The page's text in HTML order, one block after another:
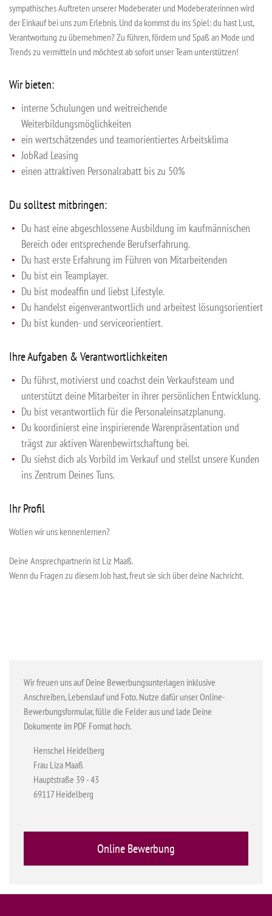
sympathisches Auftreten unserer Modeberater und Modeberaterinnen wird
der Einkauf bei uns zum Erlebnis. Und da kommst du ins Spiel: du hast Lust,
Verantwortung zu übernehmen? Zu führen, fördern und Spaß an Mode und
Trends zu vermitteln und möchtest ab sofort unser Team unterstützen!
Wir bieten:
interne Schulungen und weitreichende
Weiterbildungsmöglichkeiten
ein wertschätzendes und teamorientiertes Arbeitsklima
JobRad Leasing
einen attraktiven Personalrabatt bis zu 50%
Du solltest mitbringen:
Du hast eine abgeschlossene Ausbildung im kaufmännischen
Bereich oder entsprechende Berufserfahrung.
Du hast erste Erfahrung im Führen von Mitarbeitenden
Du bist ein Teamplayer.
Du bist modeaffin und liebst Lifestyle.
Du handelst eigenverantwortlich und arbeitest lösungsorientiert
Du bist kunden- und serviceorientiert.
Ihre Aufgaben & Verantwortlichkeiten
Du führst, motivierst und coachst dein Verkaufsteam und
unterstützt deine Mitarbeiter in ihrer persönlichen Entwicklung.
Du bist verantwortlich für die Personaleinsatzplanung.
Du koordinierst eine inspirierende Warenpräsentation und
trägst zur aktiven Warenbewirtschaftung bei.
Du siehst dich als Vorbild im Verkauf und stellst unsere Kunden
ins Zentrum Deines Tuns.
Ihr Profil
Wollen wir uns kennenlernen?
Deine Ansprechpartnerin ist Liz Maaß.
Wenn du Fragen zu diesem Job hast, freut sie sich über deine Nachricht.
Wir freuen uns auf Deine Bewerbungsunterlagen inklusive
Anschreiben, Lebenslauf und Foto. Nutze dafür unser Online-
Bewerbungsformular, fülle die Felder aus und lade Deine
Dokumente im PDF Format hoch.
Henschel Heidelberg
Frau Liza Maaß
Hauptstraße 39 - 43
69117 Heidelberg
Online Bewerbung